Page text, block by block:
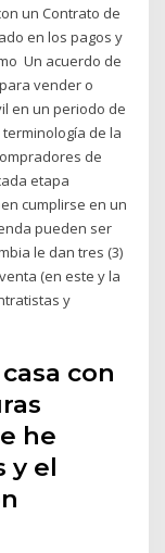
un Contrato de
en los pagos y
Un acuerdo de
vender o
en un periodo de
de la
de
etapa
cumplirse en un
pueden ser
le dan tres (3)
(en este y la
y
con
he
y el